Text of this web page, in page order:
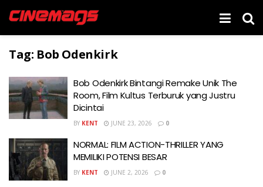
Tag: Bob Odenkirk
Bob Odenkirk Bintangi Remake Unik The
Room, Film Kultus Terburuk yang Justru
Dicintai
BY KENT JUNE 23, 2026 0
NORMAL: FILM ACTION-THRILLER YANG
MEMILIKI POTENSI BESAR
BY KENT JUNE 2, 2026 0